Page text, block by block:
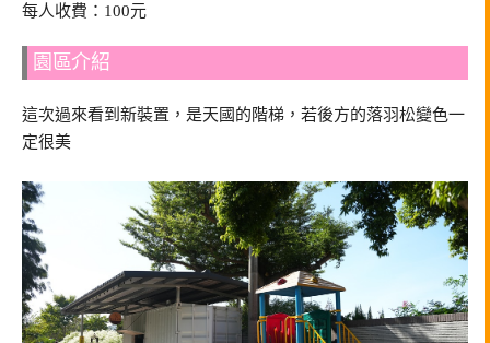
每人收費：100元
園區介紹
這次過來看到新裝置，是天國的階梯，若後方的落羽松變色一
定很美